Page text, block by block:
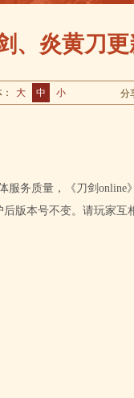
、炎黄刀
大 中 小 分
服务质量，《刀剑online
版本号不变。请玩家互